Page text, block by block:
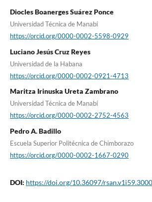
Diocles Boanerges Suárez Ponce
Universidad Técnica de Manabí
https://orcid.org/0000-0002-5598-0929
Luciano Jesús Cruz Reyes
Universidad de la Habana
https://orcid.org/0000-0002-0921-4713
Maritza Irinuska Ureta Zambrano
Universidad Técnica de Manabí
https://orcid.org/0000-0002-2752-4563
Pedro A. Badillo
Escuela Superior Politécnica de Chimborazo
https://orcid.org/0000-0002-1667-0290
DOI: https://doi.org/10.36097/rsan.v1i59.3000